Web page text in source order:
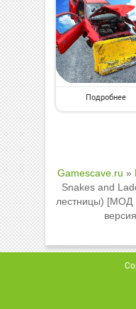
Подробнее
Gamescave.ru »
Snakes and
лестницы) [МОД